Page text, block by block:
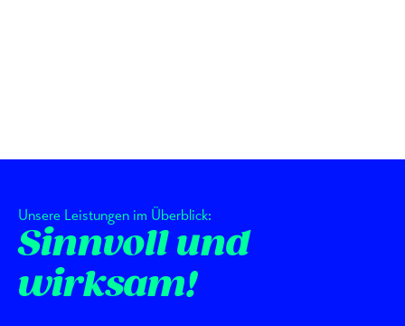
Unsere Leistungen im Überblick:
Sinnvoll und
wirksam!